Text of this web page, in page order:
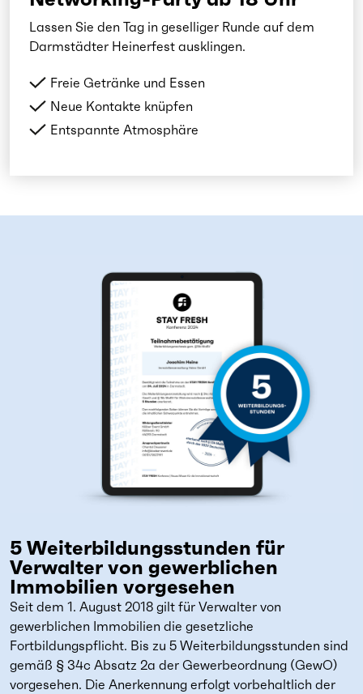
Lassen Sie den Tag in geselliger Runde auf dem
Darmstädter Heinerfest ausklingen.
Freie Getränke und Essen
Neue Kontakte knüpfen
Entspannte Atmosphäre
5 Weiterbildungsstunden für
Verwalter von gewerblichen
Immobilien vorgesehen
Seit dem 1. August 2018 gilt für Verwalter von
gewerblichen Immobilien die gesetzliche
Fortbildungspflicht. Bis zu 5 Weiterbildungsstunden sind
gemäß § 34c Absatz 2a der Gewerbeordnung (GewO)
vorgesehen. Die Anerkennung erfolgt vorbehaltlich der